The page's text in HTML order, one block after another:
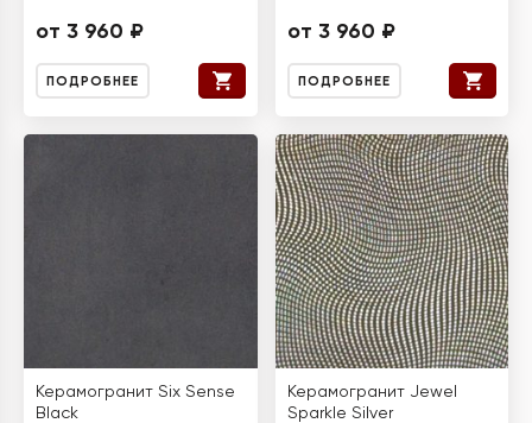
от 3 960 ₽
ПОДРОБНЕЕ
от 3 960 ₽
ПОДРОБНЕЕ
Керамогранит Six Sense
Black
Керамогранит Jewel
Sparkle Silver